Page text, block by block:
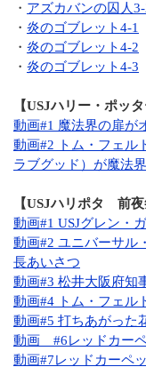
・ アズカバンの囚人
・ 炎のゴブレット4-1
・ 炎のゴブレット4-2
・ 炎のゴブレット4-3
【USJハリー・ポッ
動画#1 魔法界の扉が
動画#2 トム・フェル
ラブグッド）が魔法界
【USJハリポタ 前
動画#1 USJグレン・
動画#2 ユニバーサル
長あいさつ
動画#3 松井大阪府知
動画#4 トム・フェル
動画#5 打ちあがった
動画 #6レッドカーペ
動画#7レッドカーペ